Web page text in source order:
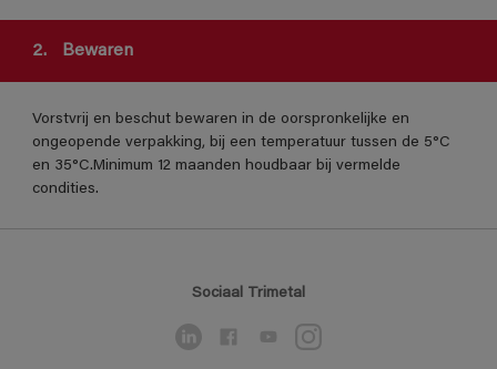
2. Bewaren
Vorstvrij en beschut bewaren in de oorspronkelijke en
ongeopende verpakking, bij een temperatuur tussen de 5°C
en 35°C.Minimum 12 maanden houdbaar bij vermelde
condities.
Sociaal Trimetal